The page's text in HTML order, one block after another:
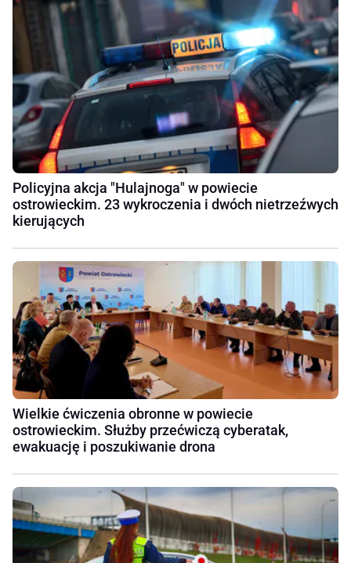
Policyjna akcja "Hulajnoga" w powiecie
ostrowieckim. 23 wykroczenia i dwóch nietrzeźwych
kierujących
Wielkie ćwiczenia obronne w powiecie
ostrowieckim. Służby przećwiczą cyberatak,
ewakuację i poszukiwanie drona